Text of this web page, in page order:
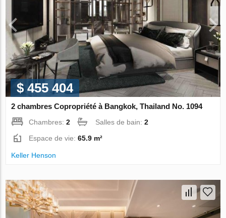
$ 455 404
2 chambres Copropriété à Bangkok, Thailand No. 1094
Chambres:2 Salles de bain:2
Espace de vie:65.9 m²
Keller Henson